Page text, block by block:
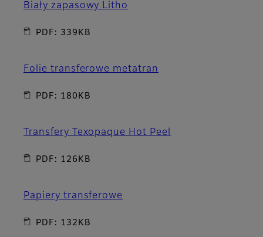
Biały zapasowy Litho
PDF: 339KB
Folie transferowe metatran
PDF: 180KB
Transfery Texopaque Hot Peel
PDF: 126KB
Papiery transferowe
PDF: 132KB